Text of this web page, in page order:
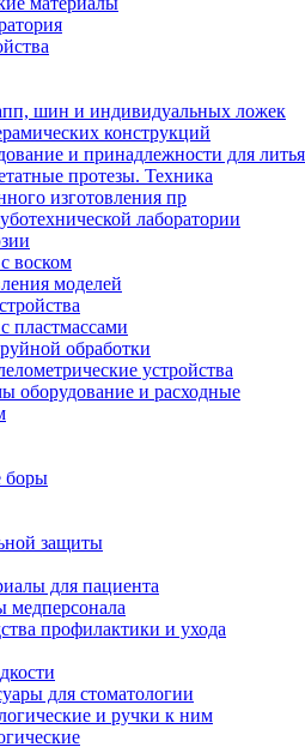
шин и индивидуальных ложек
конструкций
и принадлежности для литья
протезы. Техника
изготовления пр
лаборатории
воском
моделей
пластмассами
обработки
устройства
оборудование и расходные
боры
защиты
для пациента
медперсонала
профилактики и ухода
для стоматологии
и ручки к ним